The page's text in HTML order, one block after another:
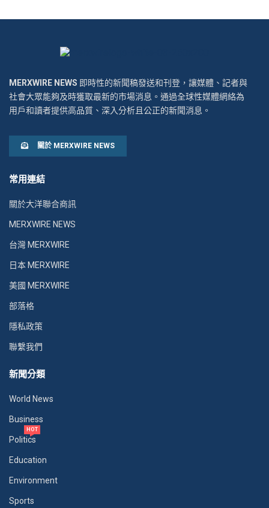
MERXWIRE NEWS 即時性的新聞稿發送和刊登，讓媒體、記者與
社會大眾能夠及時獲取最新的市場消息。通過全球性媒體網絡為
用戶和讀者提供高品質、深入分析且公正的新聞消息。
關於 MERXWIRE NEWS
常用連結
關於大洋聯合商訊
MERXWIRE NEWS
台灣 MERXWIRE
日本 MERXWIRE
美國 MERXWIRE
部落格
隱私政策
聯繫我們
新聞分類
World News
Business
Politics
HOT
Education
Environment
Sports